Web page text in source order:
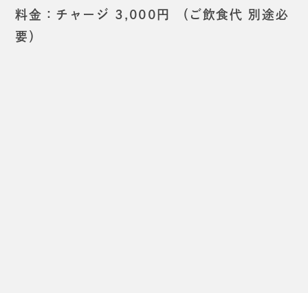
料金：チャージ 3,000円 （ご飲食代 別途必
要）